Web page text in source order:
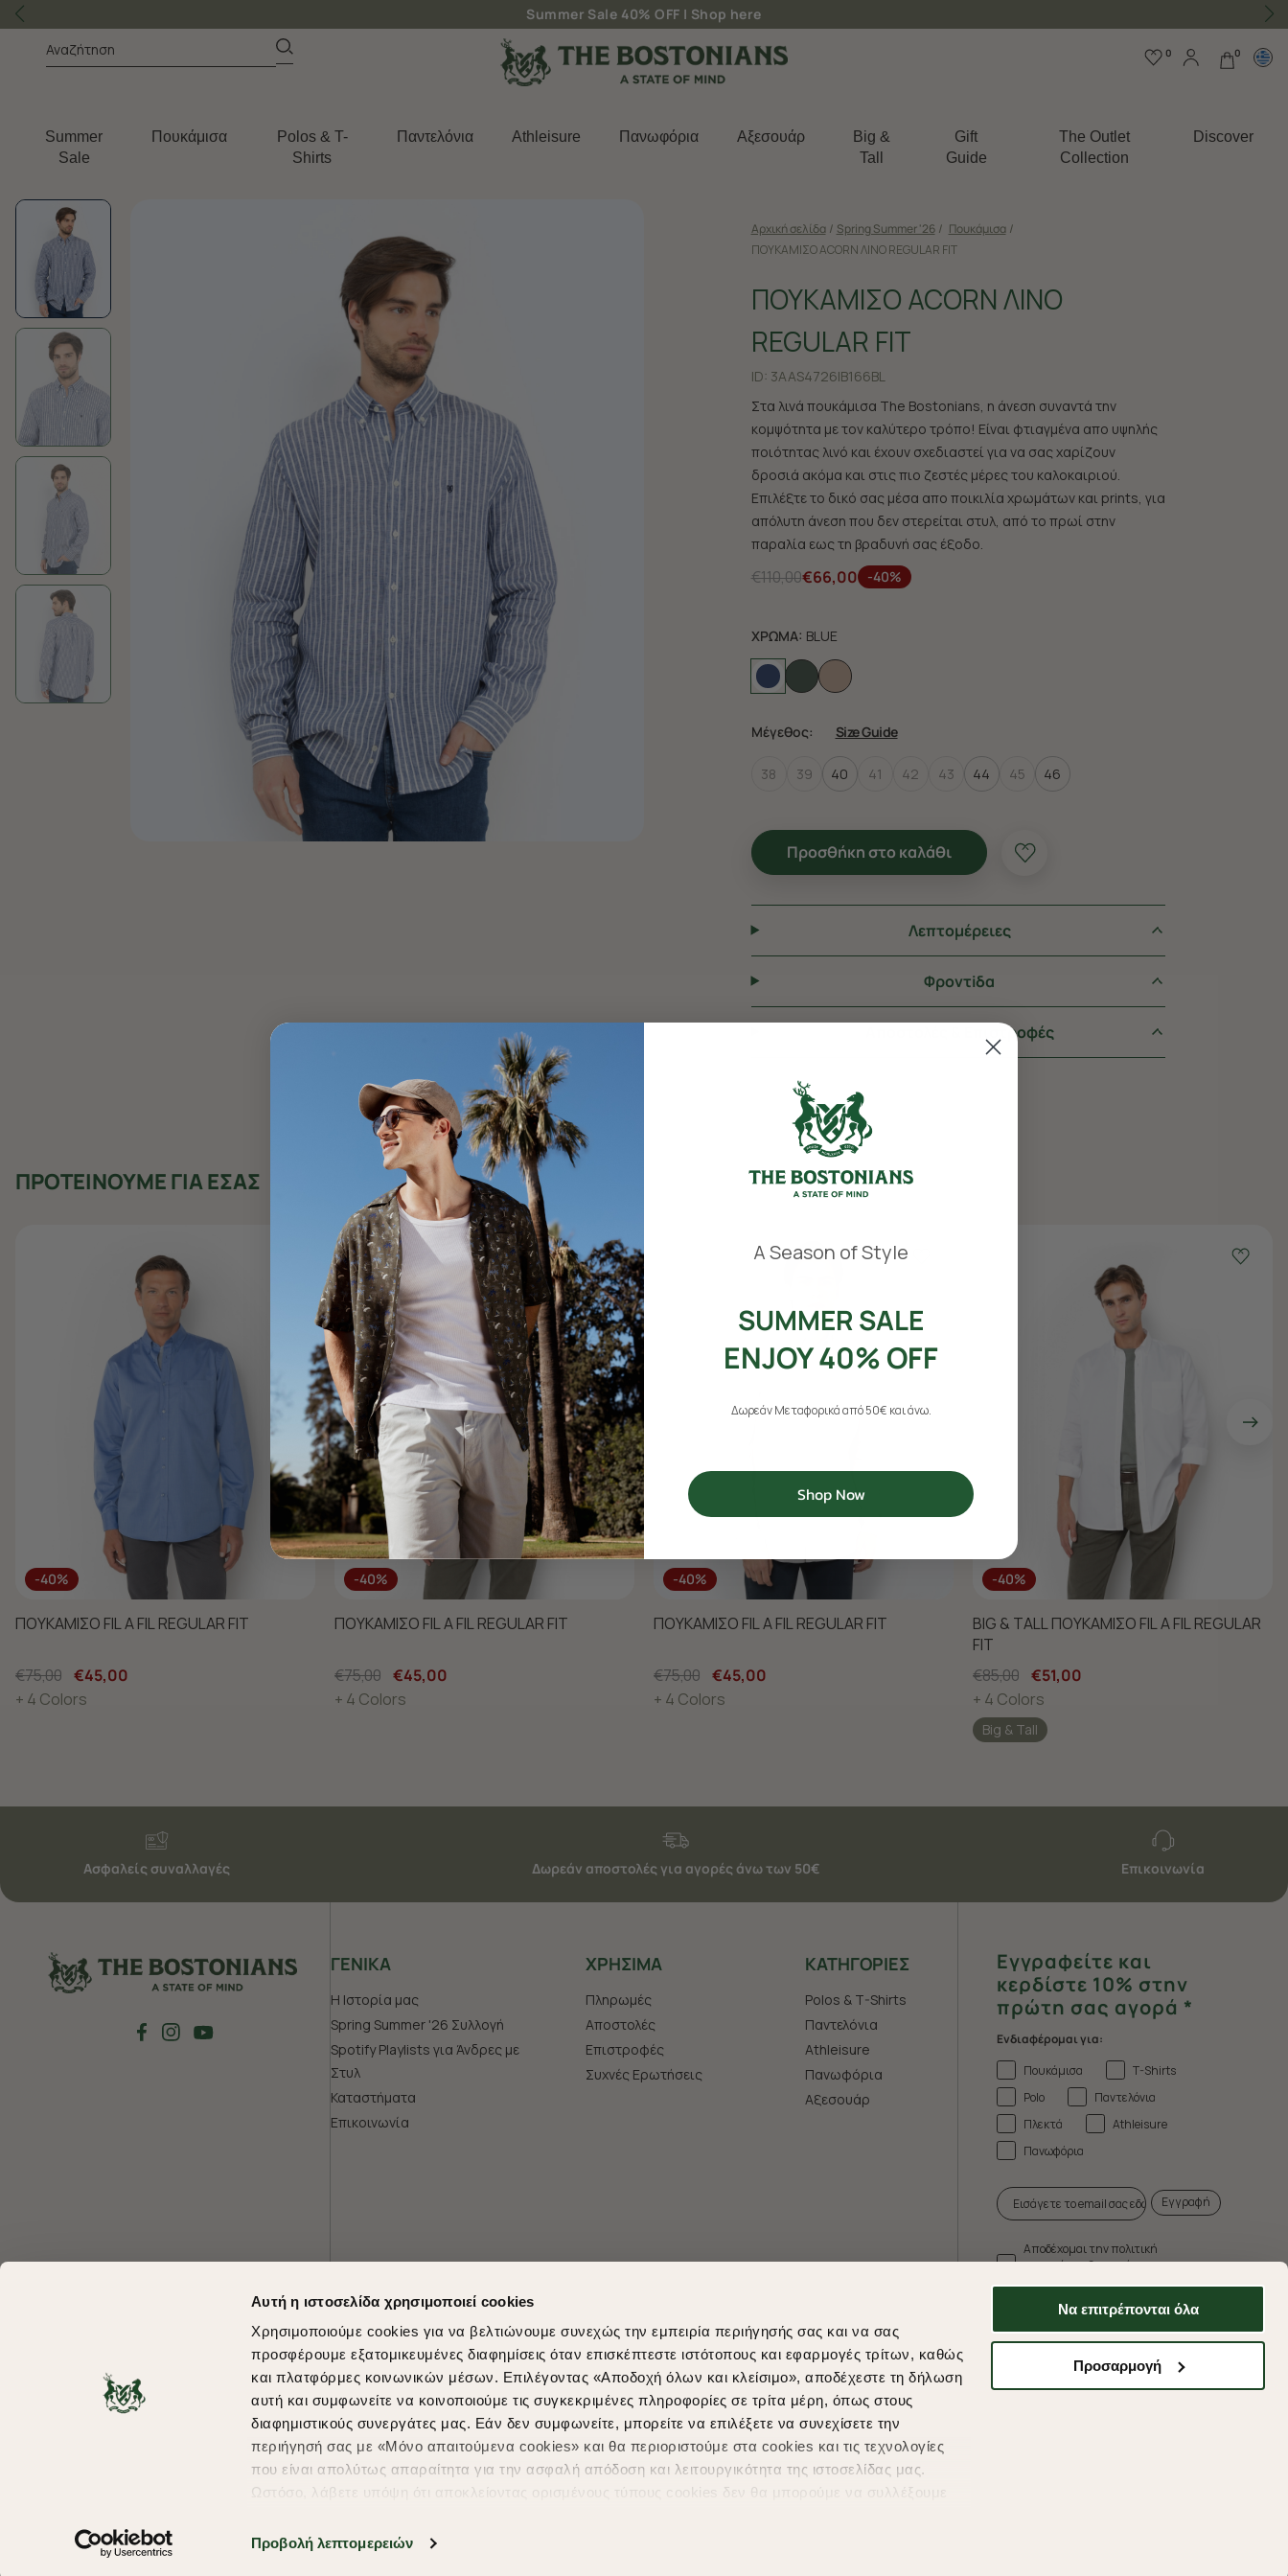
Αυτή η ιστοσελίδα χρησιμοποιεί cookies
Χρησιμοποιούμε cookies για να βελτιώνουμε συνεχώς την εμπειρία περιήγησής σας και να σας
προσφέρουμε εξατομικευμένες διαφημίσεις όταν επισκέπτεστε ιστότοπους και εφαρμογές τρίτων, καθώς
και πλατφόρμες κοινωνικών μέσων. Επιλέγοντας «Αποδοχή όλων και κλείσιμο», αποδέχεστε τη δήλωση
αυτή και συμφωνείτε να κοινοποιούμε τις συγκεκριμένες πληροφορίες σε τρίτα μέρη, όπως στους
διαφημιστικούς συνεργάτες μας. Εάν δεν συμφωνείτε, μπορείτε να επιλέξετε να συνεχίσετε την
περιήγησή σας με «Μόνο απαιτούμενα cookies» και θα περιοριστούμε στα cookies και τις τεχνολογίες
που είναι απολύτως απαραίτητα για την ασφαλή απόδοση και λειτουργικότητα της ιστοσελίδας μας.
Ωστόσο, λάβετε υπόψη ότι αποκλείοντας ορισμένους τύπους cookies δεν θα μπορούμε να συλλέξουμε
υπηρεσίες και διαφημίσεις. Για να προσαρμόσετε τις επιλογές σας ή να ανακαλέσετε τη συγκατάθεσή
Προβολή λεπτομερειών
Να επιτρέπονται όλα
Προσαρμογή
Δωρεάν μεταφορικά για παραγγελίες άνω των 50€
0 0
Summer
Sale
Πουκάμισα
Polos & T-
Shirts
Παντελόνια Athleisure Πανωφόρια Aξεσουάρ
Big &
Tall
Gift
Guide
The Outlet
Collection
Discover
Αρχική σελίδα / Spring Summer '26 / Πουκάμισα /
ΠΟΥΚΑΜΙΣΟ ACORN ΛΙΝΟ REGULAR FIT
ΠΟΥΚΑΜΙΣΟ ACORN ΛΙΝΟ
REGULAR FIT
ID: 3AAS4726|B166BL
Στα λινά πουκάμισα The Bostonians, η άνεση συναντά την
κομψότητα με τον καλύτερο τρόπο! Είναι φτιαγμένα απο υψηλής
ποιότητας λινό και έχουν σχεδιαστεί για να σας χαρίζουν
δροσιά ακόμα και στις πιο ζεστές μέρες του καλοκαιριού.
Επιλέξτε το δικό σας μέσα απο ποικιλία χρωμάτων και prints, για
απόλυτη άνεση που δεν στερείται στυλ, από το πρωί στην
παραλία εως τη βραδυνή σας έξοδο.
€110,00€66,00 -40%
ΧΡΩΜΑ: BLUE
Μέγεθος: Size Guide
38 39 40 41 42 43 44 45 46
Προσθήκη στο καλάθι
Λεπτομέρειες
Φροντiδα
Αποστολές & Επιστροφές
ΠΡΟΤΕΙΝΟΥΜΕ ΓΙΑ ΕΣΑΣ
-40%
ΠΟΥΚΑΜΙΣΟ FIL A FIL REGULAR FIT
€75,00 €45,00
+ 4 Colors
-40%
ΠΟΥΚΑΜΙΣΟ FIL A FIL REGULAR FIT
€75,00 €45,00
+ 4 Colors
-40%
ΠΟΥΚΑΜΙΣΟ FIL A FIL REGULAR FIT
€75,00 €45,00
+ 4 Colors
-40%
BIG & TALL ΠΟΥΚΑΜΙΣΟ FIL A FIL REGULAR
FIT
€85,00 €51,00
+ 4 Colors
Big & Tall
Ασφαλείς συναλλαγές Δωρεάν αποστολές για αγορές άνω των 50€ Επικοινωνία
ΓΕΝΙΚΑ
Η Ιστορία μας
Spring Summer '26 Συλλογή
Spotify Playlists για Άνδρες με
Στυλ
Καταστήματα
Επικοινωνία
ΧΡHΣΙΜΑ
Πληρωμές
Αποστολές
Επιστροφές
Συχνές Ερωτήσεις
ΚΑΤΗΓΟΡΙΕΣ
Polos & T-Shirts
Παντελόνια
Athleisure
Πανωφόρια
Aξεσουάρ
Εγγραφείτε και
κερδίστε 10% στην
πρώτη σας αγορά *
Ενδιαφέρομαι για:
Πουκάμισα
T-Shirts
Polo
Παντελόνια
Πλεκτά
Athleisure
Πανωφόρια
Εγγραφή
Αποδέχομαι την πολιτική
απορρήτου & τους όρους
* Δεν συνδυάζεται με άλλες προωθητικές
ενέργειες.
Shopping in secure with Shipping Methods
A Season of Style
SUMMER SALE
ENJOY 40% OFF
Δωρεάν Μεταφορικά από 50€ και άνω.
Shop Now